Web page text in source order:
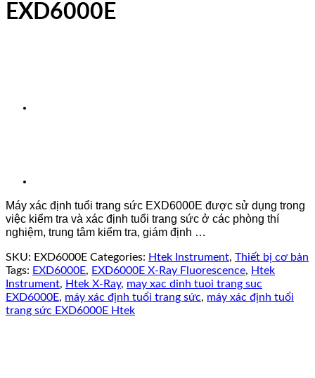
EXD6000E
Máy xác định tuổi trang sức EXD6000E được sử dụng trong
việc kiểm tra và xác định tuổi trang sức ở các phòng thí
nghiệm, trung tâm kiểm tra, giám định …
SKU: EXD6000E Categories: Htek Instrument, Thiết bị cơ bản
Tags: EXD6000E, EXD6000E X-Ray Fluorescence, Htek
Instrument, Htek X-Ray, may xac dinh tuoi trang suc
EXD6000E, máy xác định tuổi trang sức, máy xác định tuổi
trang sức EXD6000E Htek